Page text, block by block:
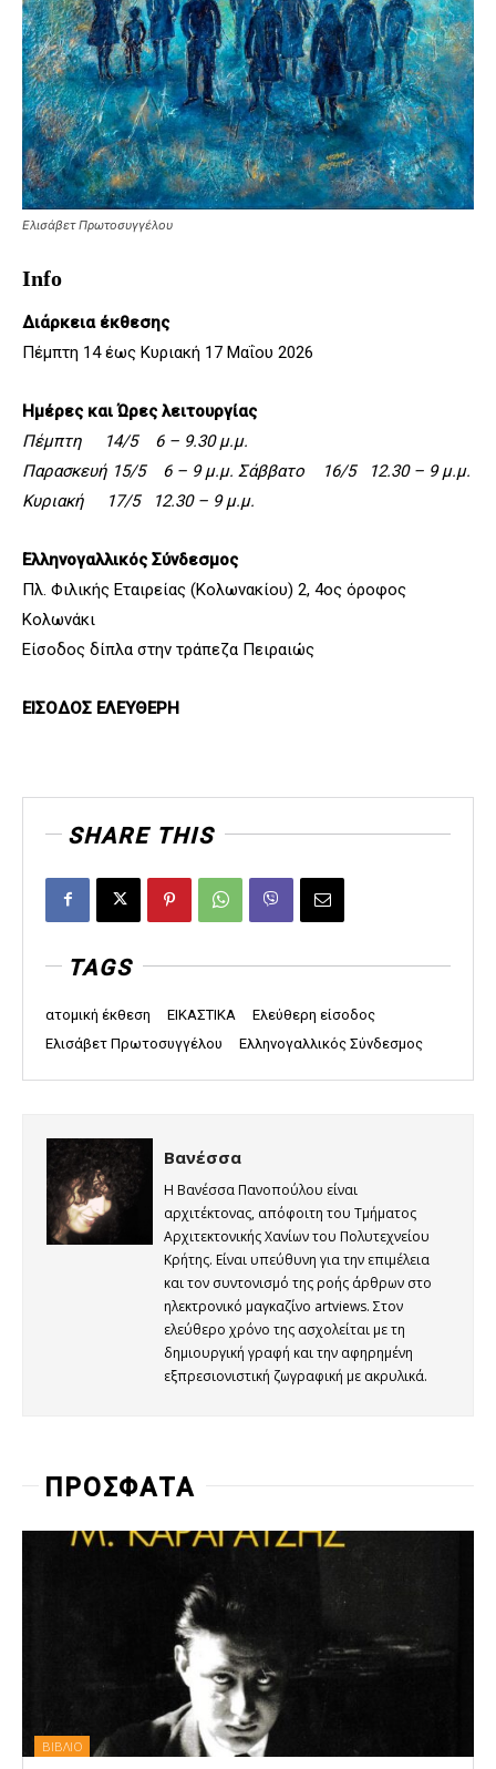
Ελισάβετ Πρωτοσυγγέλου
Info
Διάρκεια έκθεσης
Πέμπτη 14 έως Κυριακή 17 Μαΐου 2026
Ημέρες και Ώρες λειτουργίας
Πέμπτη 14/5 6 – 9.30 μ.μ.
Παρασκευή 15/5 6 – 9 μ.μ. Σάββατο 16/5 12.30 – 9 μ.μ.
Κυριακή 17/5 12.30 – 9 μ.μ.
Ελληνογαλλικός Σύνδεσμος
Πλ. Φιλικής Εταιρείας (Κολωνακίου) 2, 4ος όροφος
Κολωνάκι
Είσοδος δίπλα στην τράπεζα Πειραιώς
ΕΙΣΟΔΟΣ ΕΛΕΥΘΕΡΗ
SHARE THIS
TAGS
ατομική έκθεση ΕΙΚΑΣΤΙΚΑ
Ελεύθερη είσοδος
Ελισάβετ Πρωτοσυγγέλου
Ελληνογαλλικός Σύνδεσμος
Βανέσσα
Η Βανέσσα Πανοπούλου είναι
αρχιτέκτονας, απόφοιτη του Τμήματος
Αρχιτεκτονικής Χανίων του Πολυτεχνείου
Κρήτης. Είναι υπεύθυνη για την επιμέλεια
και τον συντονισμό της ροής άρθρων στο
ηλεκτρονικό μαγκαζίνο artviews. Στον
ελεύθερο χρόνο της ασχολείται με τη
δημιουργική γραφή και την αφηρημένη
εξπρεσιονιστική ζωγραφική με ακρυλικά.
ΠΡΟΣΦΑΤΑ
ΒΙΒΛΙΟ